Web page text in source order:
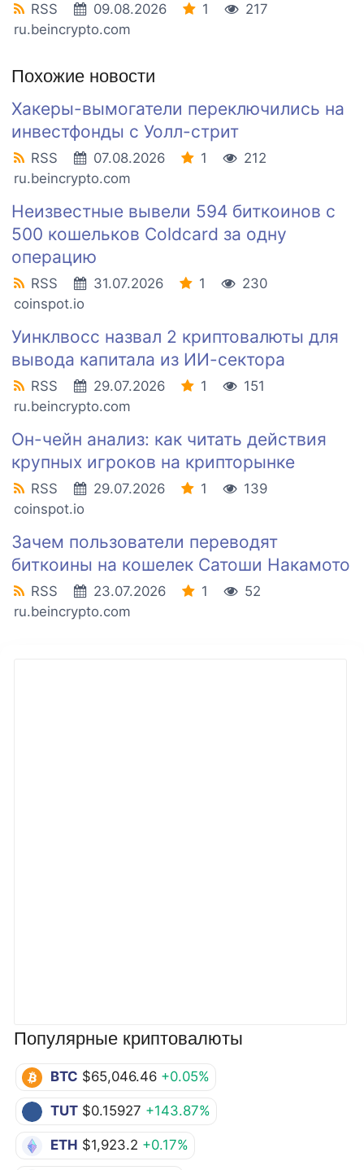
Популярные криптовалюты
BTC $65,046.46 +0.05%
TUT $0.15927 +143.87%
ETH $1,923.2 +0.17%
RSS 09.08.2026 1
217
ru.beincrypto.com
Похожие новости
Хакеры-вымогатели переключились на
инвестфонды с Уолл-стрит
RSS 07.08.2026 1
212
ru.beincrypto.com
Неизвестные вывели 594 биткоинов с
500 кошельков Coldcard за одну
операцию
RSS 31.07.2026 1
230
coinspot.io
Уинклвосс назвал 2 криптовалюты для
вывода капитала из ИИ-сектора
RSS 29.07.2026 1
151
ru.beincrypto.com
Он-чейн анализ: как читать действия
крупных игроков на крипторынке
RSS 29.07.2026 1
139
coinspot.io
Зачем пользователи переводят
биткоины на кошелек Сатоши Накамото
RSS 23.07.2026 1
52
ru.beincrypto.com